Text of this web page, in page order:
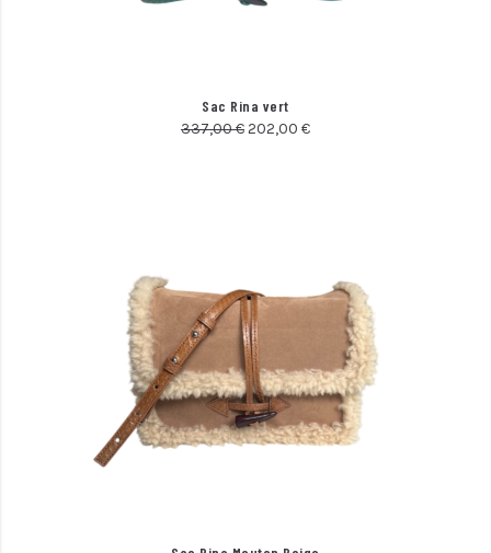
Sac Rina vert
337,00€202,00 €